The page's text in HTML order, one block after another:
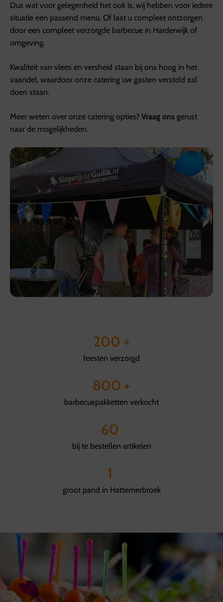
Dus wat voor gelegenheid het ook is, wij hebben voor iedere
situatie een passend menu. Of laat u compleet ontzorgen
door een compleet verzorgde barbecue in Harderwijk of
omgeving.
Kwaliteit van vlees en versheid staan bij ons hoog in het
vaandel, waardoor onze catering uw gasten versteld zal
doen staan.
Meer weten over onze catering opties? Vraag ons gerust
naar de mogelijkheden.
feesten verzorgd
200 +
barbecuepakketten verkocht
800 +
bij te bestellen artikelen
60
groot pand in Hattemerbroek
1